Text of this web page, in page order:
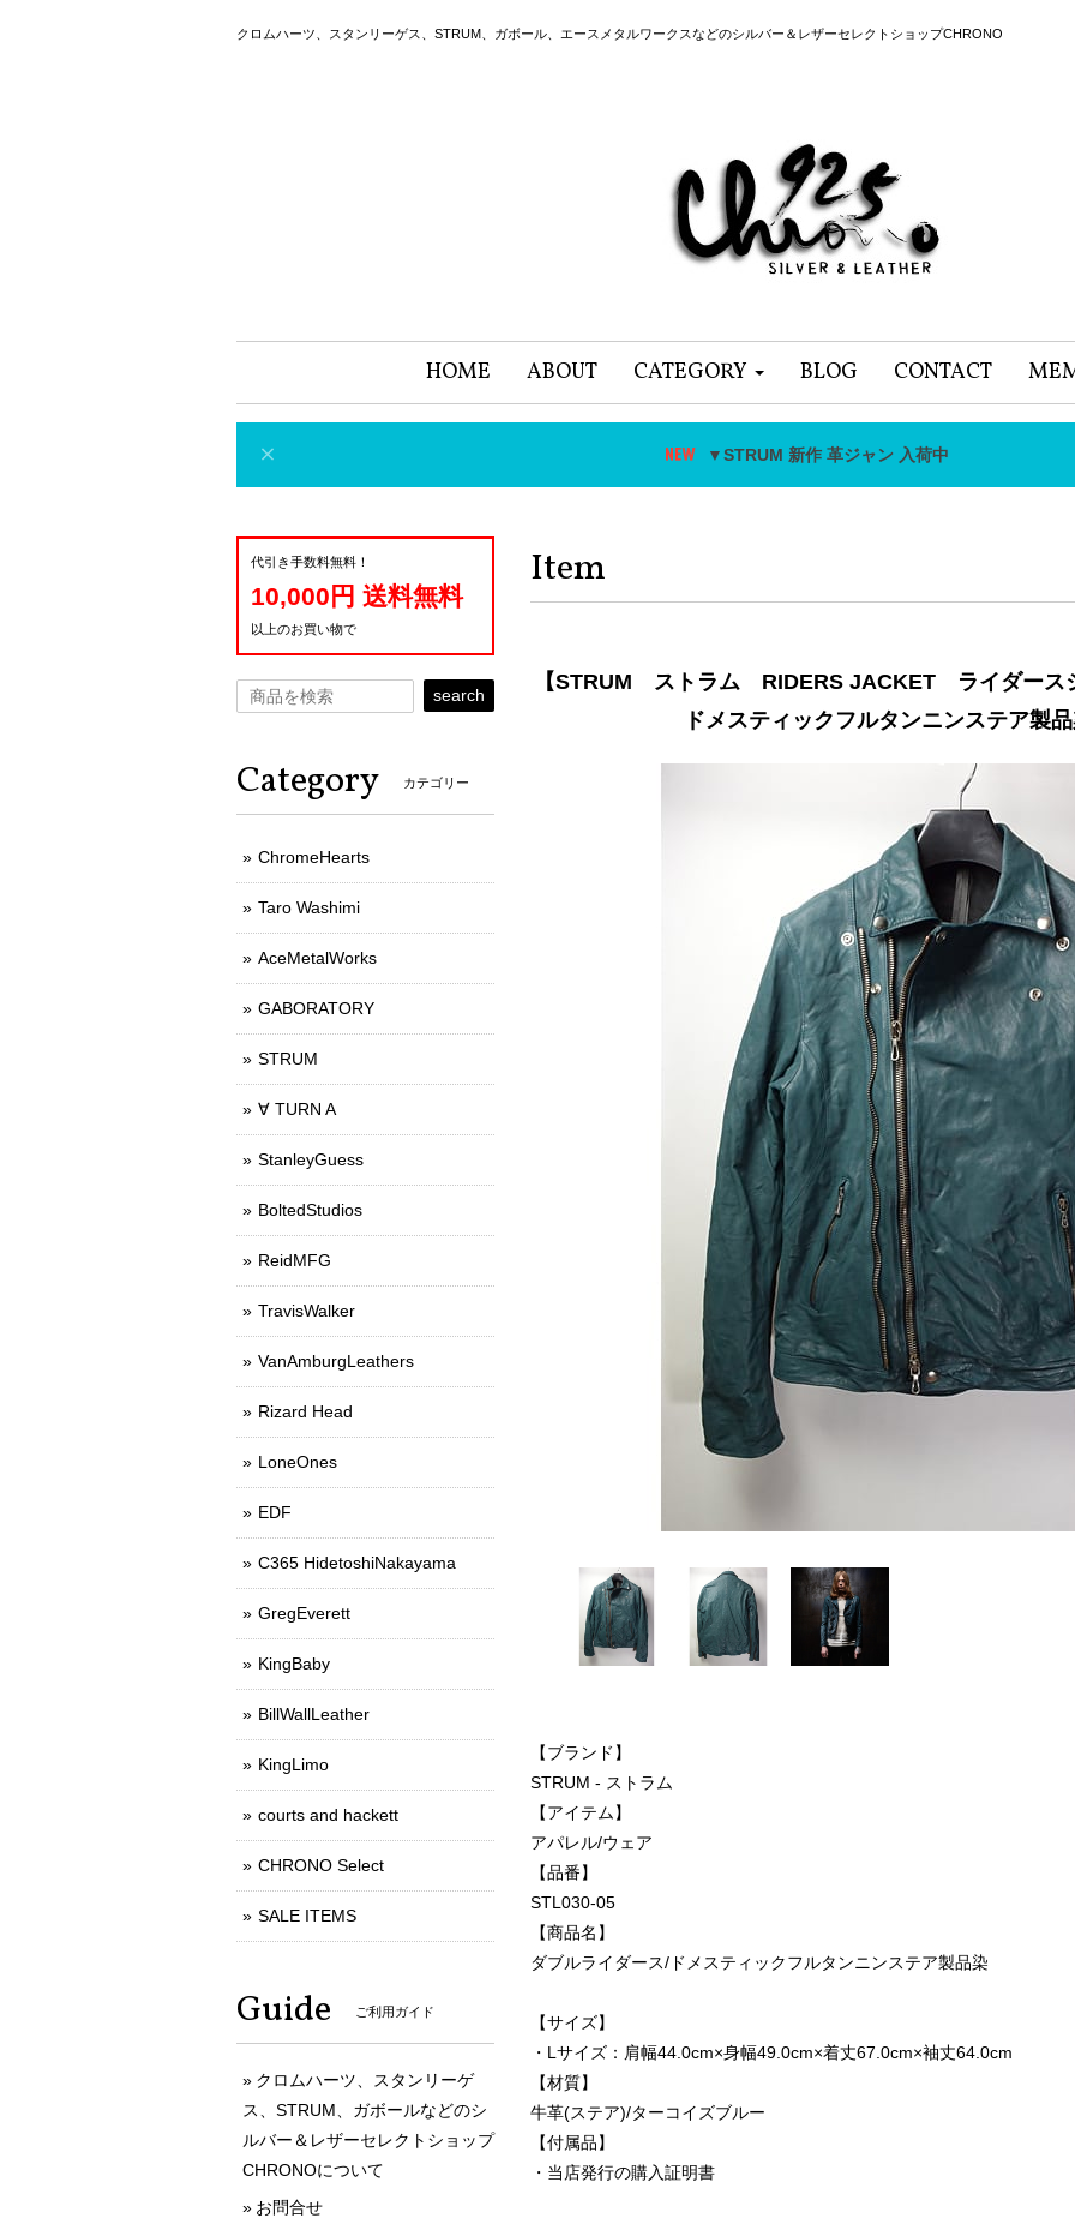
クロムハーツ、スタンリーゲス、STRUM、ガボール、エースメタルワークスなどのシルバー＆レザーセレクトショップCHRONO
HOME ABOUT CATEGORY BLOG CONTACT
▼STRUM 新作 革ジャン 入荷中
Item
【STRUM ストラム RIDERS JACKET ライダース
ドメスティックフルタンニンステア製
【ブランド】
STRUM - ストラム
【アイテム】
アパレル/ウェア
【品番】
STL030-05
【商品名】
ダブルライダース/ドメスティックフルタンニンステア製品染
【サイズ】
・Lサイズ：肩幅44.0cm×身幅49.0cm×着丈67.0cm×袖丈64.0cm
【材質】
牛革(ステア)/ターコイズブルー
【付属品】
・当店発行の購入証明書
代引き手数料無料！
10,000円 送料無料
以上のお買い物で
search
Category カテゴリー
ChromeHearts
Taro Washimi
AceMetalWorks
GABORATORY
STRUM
∀ TURN A
StanleyGuess
BoltedStudios
ReidMFG
TravisWalker
VanAmburgLeathers
Rizard Head
LoneOnes
EDF
C365 HidetoshiNakayama
GregEverett
KingBaby
BillWallLeather
KingLimo
courts and hackett
CHRONO Select
SALE ITEMS
Guide ご利用ガイド
クロムハーツ、スタンリーゲ
ス、STRUM、ガボールなどのシ
ルバー＆レザーセレクトショップ
CHRONOについて
お問合せ